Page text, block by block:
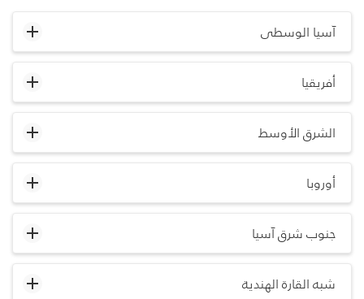
آسيا الوسطى
أفريقيا
الشرق الأوسط
أوروبا
جنوب شرق آسيا
شبه القارة الهندية